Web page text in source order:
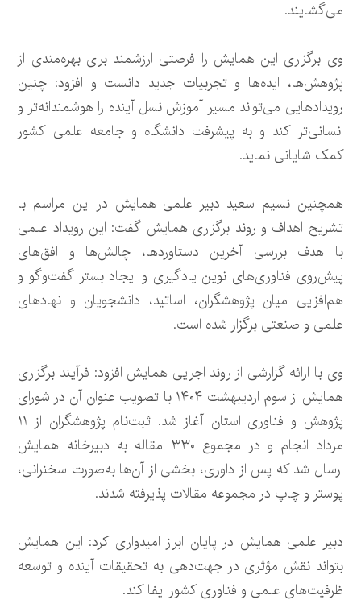
می‌گشایند.
وی برگزاری این همایش را فرصتی ارزشمند برای بهره‌مندی از
پژوهش‌ها، ایده‌ها و تجربیات جدید دانست و افزود: چنین
رویدادهایی می‌تواند مسیر آموزش نسل آینده را هوشمندانه‌تر و
انسانی‌تر کند و به پیشرفت دانشگاه و جامعه علمی کشور
کمک شایانی نماید.
همچنین نسیم سعید دبیر علمی همایش در این مراسم با
تشریح اهداف و روند برگزاری همایش گفت: این رویداد علمی
با هدف بررسی آخرین دستاوردها، چالش‌ها و افق‌های
پیش‌روی فناوری‌های نوین یادگیری و ایجاد بستر گفت‌وگو و
هم‌افزایی میان پژوهشگران، اساتید، دانشجویان و نهادهای
علمی و صنعتی برگزار شده است.
وی با ارائه گزارشی از روند اجرایی همایش افزود: فرآیند برگزاری
همایش از سوم اردیبهشت‌ ۱۴۰۴ با تصویب عنوان آن در شورای
پژوهش و فناوری استان آغاز شد. ثبت‌نام پژوهشگران از ۱۱
مرداد انجام و در مجموع ۳۳۰ مقاله به دبیرخانه همایش
ارسال شد که پس از داوری، بخشی از آن‌ها به‌صورت سخنرانی،
پوستر و چاپ در مجموعه مقالات پذیرفته شدند.
دبیر علمی همایش در پایان ابراز امیدواری کرد: این همایش
بتواند نقش مؤثری در جهت‌دهی به تحقیقات آینده و توسعه
ظرفیت‌های علمی و فناوری کشور ایفا کند.